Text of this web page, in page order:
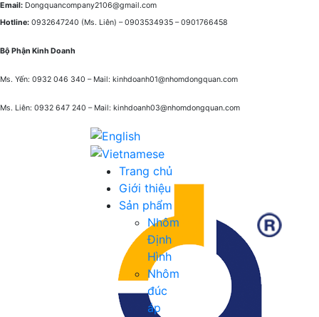
Email: Dongquancompany2106@gmail.com
Hotline: 0932647240 (Ms. Liên) –0903534935 –0901766458
Bộ Phận Kinh Doanh
Ms. Yến: 0932 046 340 – Mail: kinhdoanh01@nhomdongquan.com
Ms. Liên: 0932 647 240 – Mail: kinhdoanh03@nhomdongquan.com
Trang chủ
Giới thiệu
Sản phẩm
Nhôm
Định
Hình
Nhôm
đúc
áp